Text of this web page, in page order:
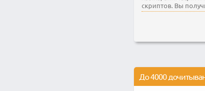
скриптов. Вы